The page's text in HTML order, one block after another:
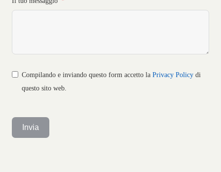
Compilando e inviando questo form accetto laPrivacy Policy di
questo sito web.
Invia